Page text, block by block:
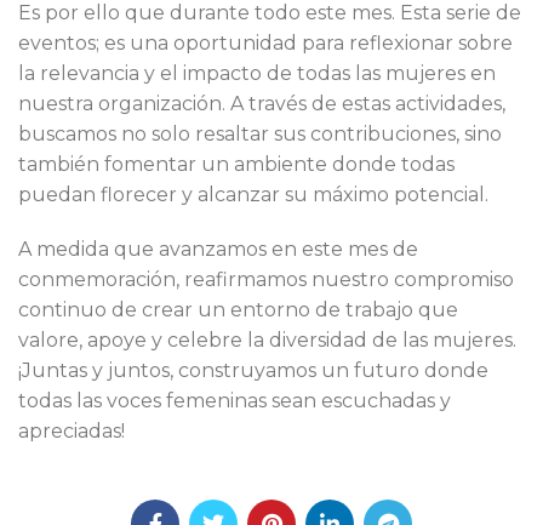
Es por ello que durante todo este mes. Esta serie de
eventos; es una oportunidad para reflexionar sobre
la relevancia y el impacto de todas las mujeres en
nuestra organización. A través de estas actividades,
buscamos no solo resaltar sus contribuciones, sino
también fomentar un ambiente donde todas
puedan florecer y alcanzar su máximo potencial.
A medida que avanzamos en este mes de
conmemoración, reafirmamos nuestro compromiso
continuo de crear un entorno de trabajo que
valore, apoye y celebre la diversidad de las mujeres.
¡Juntas y juntos, construyamos un futuro donde
todas las voces femeninas sean escuchadas y
apreciadas!